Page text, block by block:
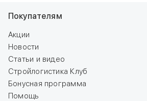
Покупателям
Акции
Новости
Статьи и видео
Стройлогистика Клуб
Бонусная программа
Помощь